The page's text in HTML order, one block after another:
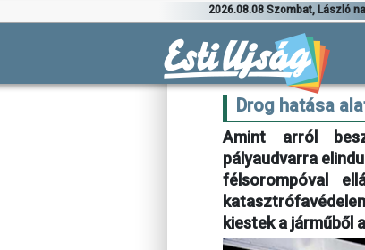
2026.08.08 Szombat, László
Drog hatása
Amint arról
pályaudvarra
félsorompóval
kiestek a járműből